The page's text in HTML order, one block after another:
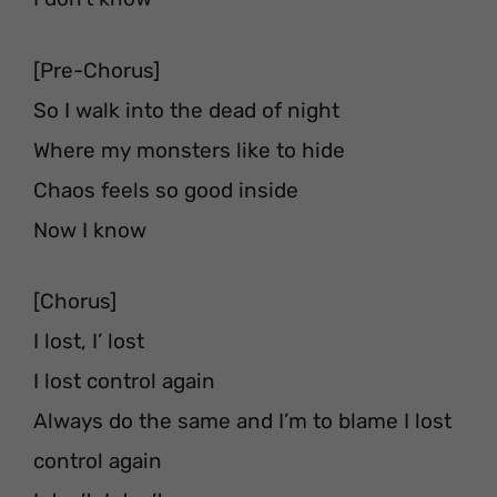
[Pre-Chorus]
So I walk into the dead of night
Where my monsters like to hide
Chaos feels so good inside
Now I know
[Chorus]
I lost, I’ lost
I lost control again
Always do the same and I’m to blame I lost
control again